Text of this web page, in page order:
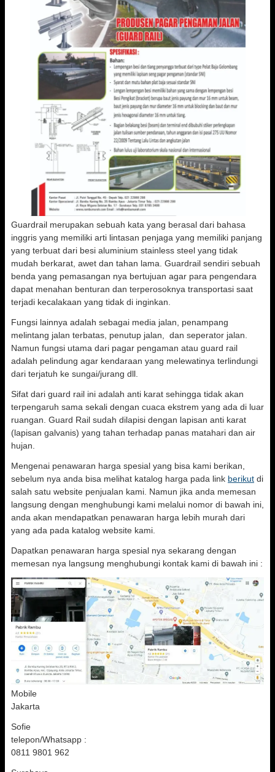
Guardrail merupakan sebuah kata yang berasal dari bahasa
inggris yang memiliki arti lintasan penjaga yang memiliki panjang
yang terbuat dari besi aluminium stainless steel yang tidak
mudah berkarat, awet dan tahan lama. Guardrail sendiri sebuah
benda yang pemasangan nya bertujuan agar para pengendara
dapat menahan benturan dan terperosoknya transportasi saat
terjadi kecalakaan yang tidak di inginkan.
Fungsi lainnya adalah sebagai media jalan, penampang
melintang jalan terbatas, penutup jalan, dan seperator jalan.
Namun fungsi utama dari pagar pengaman atau guard rail
adalah pelindung agar kendaraan yang melewatinya terlindungi
dari terjatuh ke sungai/jurang dll.
Sifat dari guard rail ini adalah anti karat sehingga tidak akan
terpengaruh sama sekali dengan cuaca ekstrem yang ada di luar
ruangan. Guard Rail sudah dilapisi dengan lapisan anti karat
(lapisan galvanis) yang tahan terhadap panas matahari dan air
hujan.
Mengenai penawaran harga spesial yang bisa kami berikan,
sebelum nya anda bisa melihat katalog harga pada link berikut di
salah satu website penjualan kami. Namun jika anda memesan
langsung dengan menghubungi kami melalui nomor di bawah ini,
anda akan mendapatkan penawaran harga lebih murah dari
yang ada pada katalog website kami.
Dapatkan penawaran harga spesial nya sekarang dengan
memesan nya langsung menghubungi kontak kami di bawah ini :
Mobile
Jakarta
Sofie
telepon/Whatsapp :
0811 9801 962